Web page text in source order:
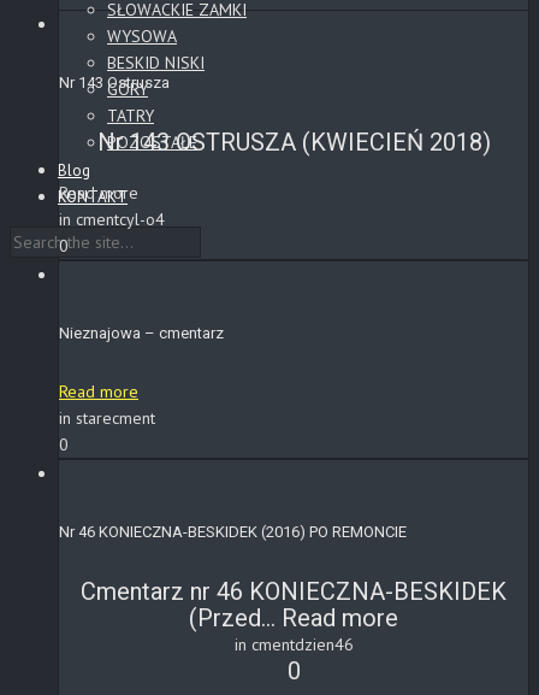
SŁOWACKIE ZAMKI
WYSOWA
BESKID NISKI
GÓRY
TATRY
POZOSTAŁE
Blog
KONTAKT
Nr 143 Ostrusza
Nr 143 OSTRUSZA (KWIECIEŃ 2018)
Read more
in cmentcyl-o4
0
Nieznajowa – cmentarz
Read more
in starecment
0
Nr 46 KONIECZNA-BESKIDEK (2016) PO REMONCIE
Cmentarz nr 46 KONIECZNA-BESKIDEK
(Przed... Read more
in cmentdzien46
0